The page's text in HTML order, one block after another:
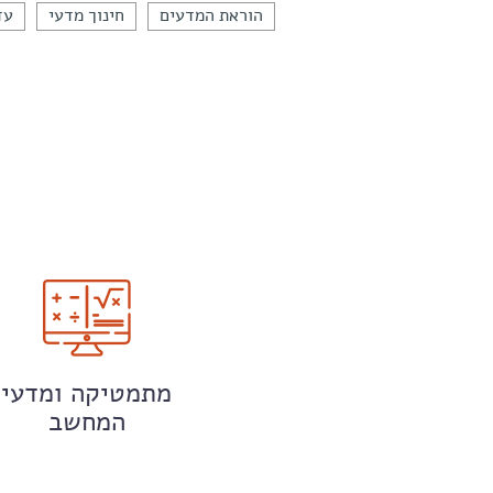
הוראת המדעים חינוך מדעי
מתמטיקה ומדעי
המחשב